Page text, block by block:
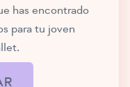
has encontrado
para tu joven